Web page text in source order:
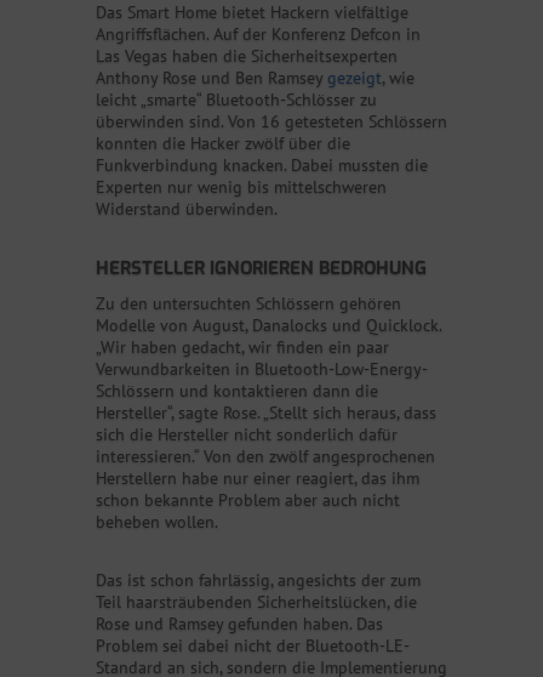
Das Smart Home bietet Hackern vielfältige
Angriffsflächen. Auf der Konferenz Defcon in
Las Vegas haben die Sicherheitsexperten
Anthony Rose und Ben Ramsey gezeigt, wie
leicht „smarte“ Bluetooth-Schlösser zu
überwinden sind. Von 16 getesteten Schlössern
konnten die Hacker zwölf über die
Funkverbindung knacken. Dabei mussten die
Experten nur wenig bis mittelschweren
Widerstand überwinden.
HERSTELLER IGNORIEREN BEDROHUNG
Zu den untersuchten Schlössern gehören
Modelle von August, Danalocks und Quicklock.
„Wir haben gedacht, wir finden ein paar
Verwundbarkeiten in Bluetooth-Low-Energy-
Schlössern und kontaktieren dann die
Hersteller“, sagte Rose. „Stellt sich heraus, dass
sich die Hersteller nicht sonderlich dafür
interessieren.“ Von den zwölf angesprochenen
Herstellern habe nur einer reagiert, das ihm
schon bekannte Problem aber auch nicht
beheben wollen.
Das ist schon fahrlässig, angesichts der zum
Teil haarsträubenden Sicherheitslücken, die
Rose und Ramsey gefunden haben. Das
Problem sei dabei nicht der Bluetooth-LE-
Standard an sich, sondern die Implementierung